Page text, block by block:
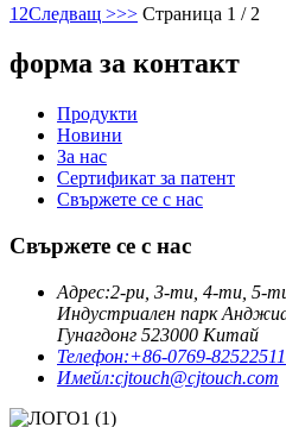
1 2Следващ >>> Страница 1 / 2
форма за контакт
Продукти
Новини
За нас
Сертификат за патент
Свържете се с нас
Свържете се с нас
Адрес:2-ри, 3-ти, 4-ти, 5-
Индустриален парк
Гунагдонг 523000 Китай
Телефон:+86-0769-82522511
Имейл:cjtouch@cjtouch.com